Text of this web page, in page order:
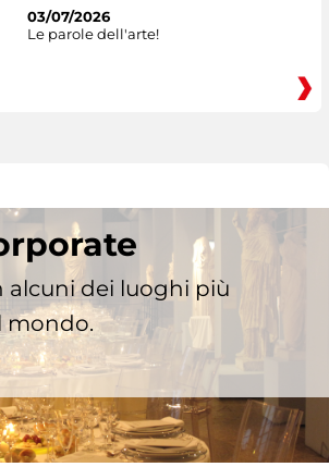
03/07/2026
Le parole dell'arte!
alcuni dei luoghi più
mondo.